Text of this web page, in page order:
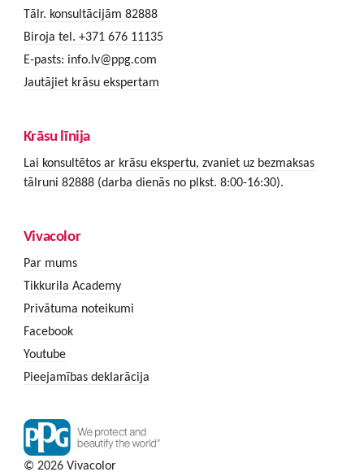
Tālr. konsultācijām 82888
Biroja tel. +371 676 11135
E-pasts: info.lv@ppg.com
Jautājiet krāsu ekspertam
Krāsu līnija
Lai konsultētos ar krāsu ekspertu, zvaniet uz bezmaksas
tālruni 82888 (darba dienās no plkst. 8:00-16:30).
Vivacolor
Par mums
Tikkurila Academy
Privātuma noteikumi
Facebook
Youtube
Pieejamības deklarācija
© 2026 Vivacolor